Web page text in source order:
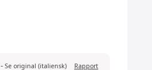
- Se original (italiensk) Rapport